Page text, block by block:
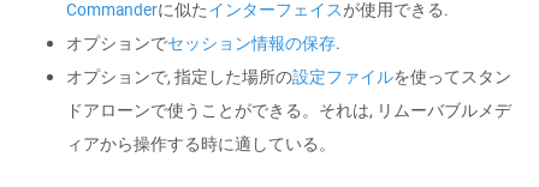
Commanderに似たインターフェイスが使用できる.
オプションでセッション情報の保存.
オプションで, 指定した場所の設定ファイルを使ってスタン
ドアローンで使うことができる。それは, リムーバブルメデ
ィアから操作する時に適している。